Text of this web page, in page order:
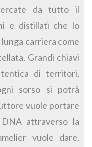
da tutto il
e distillati che lo
carriera come
Grandi chiavi
di territori,
sorso si potrà
vuole portare
attraverso la
vuole dare,